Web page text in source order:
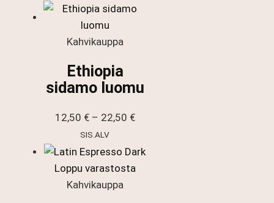
-
Kahvikauppa
Ethiopia
sidamo luomu
12,50 € – 22,50 €Hintaluokka:
-
22,50 €
SIS.ALV
Loppu varastosta
Kahvikauppa